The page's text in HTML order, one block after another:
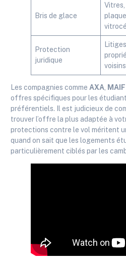
Bris de glace
Vitres,
Protection
juridique
voisins
Les compagnies comme AXA MAIF
offres spécifiques pour les
préférentiels. Il est judicieux de
trouver l’offre la plus adaptée à
protections contre le vol méritent
quand on sait que les logements
particulièrement ciblés par les